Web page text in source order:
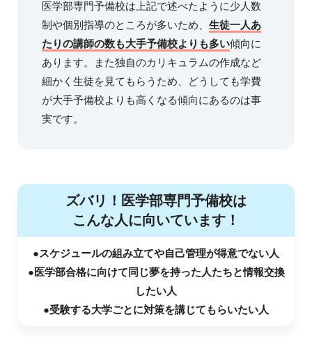
医学部専門予備校は上記で述べたように少人数
制や個別指導のところが多いため、 生徒一人あ
たりの講師の数も大手予備校よりも多い傾向に
あります。また独自のカリキュラムの作成など
細かく生徒を見てもらうため、どうしても学費
が大手予備校よりも高くなる傾向にあるのは事
実です。
ズバリ！医学部専門予備校は
こんな人に向いています！
●スケジュールの組み立てや自己管理が得意でない人
●医学部合格に向けて同じ夢を持った人たちと情報交換
したい人
●受験する大学ごとに対策を講じてもらいたい人